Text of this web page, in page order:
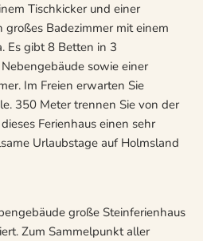
Tischkicker und einer
großes Badezimmer mit einem
Es gibt 8 Betten in 3
sowie einer
. Im Freien erwarten Sie
350 Meter trennen Sie von der
Ferienhaus einen sehr
Urlaubstage auf Holmsland
große Steinferienhaus
Zum Sammelpunkt aller